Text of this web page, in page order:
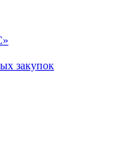
закупок